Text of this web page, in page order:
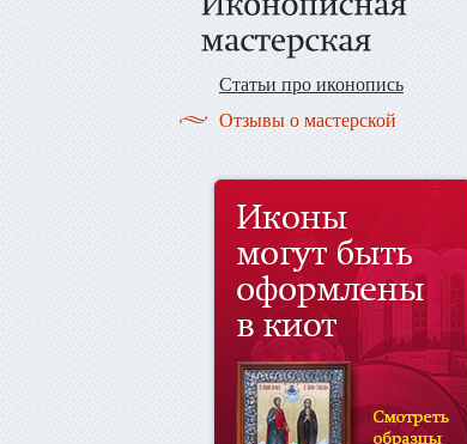
Статьи про иконопись
Отзывы о мастерской